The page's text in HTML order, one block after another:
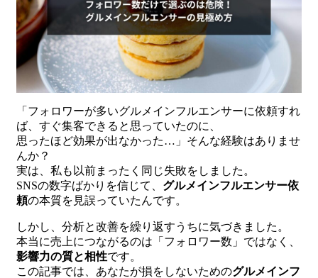
「フォロワーが多いグルメインフルエンサーに依頼すれ
ば、すぐ集客できると思っていたのに、
思ったほど効果が出なかった…」そんな経験はありませ
んか？
実は、私も以前まったく同じ失敗をしました。
SNSの数字ばかりを信じて、 グルメインフルエンサー依
頼の本質を見誤っていたんです。
しかし、分析と改善を繰り返すうちに気づきました。
本当に売上につながるのは「フォロワー数」ではなく、
影響力の質と相性です。
この記事では、あなたが損をしないためのグルメインフ